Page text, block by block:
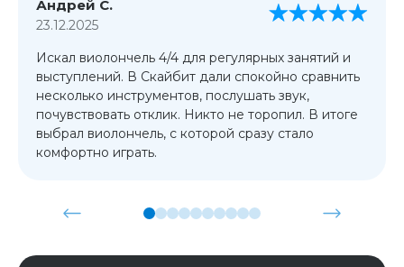
Андрей С.
23.12.2025
Искал виолончель 4/4 для регулярных занятий и
выступлений. В Скайбит дали спокойно сравнить
несколько инструментов, послушать звук,
почувствовать отклик. Никто не торопил. В итоге
выбрал виолончель, с которой сразу стало
комфортно играть.